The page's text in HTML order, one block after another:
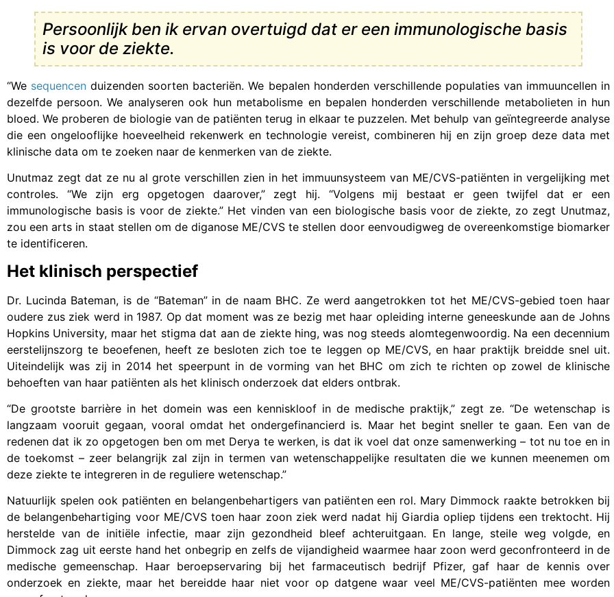
Persoonlijk ben ik ervan overtuigd dat er een immunologische basis
is voor de ziekte.
“We sequencenduizenden soorten bacteriën. We bepalen honderden verschillende populaties van immuuncellen in
dezelfde persoon. We analyseren ook hun metabolisme en bepalen honderden verschillende metabolieten in hun
bloed. We proberen de biologie van de patiënten terug in elkaar te puzzelen. Met behulp van geïntegreerde analyse
die een ongelooflijke hoeveelheid rekenwerk en technologie vereist, combineren hij en zijn groep deze data met
klinische data om te zoeken naar de kenmerken van de ziekte.
Unutmaz zegt dat ze nu al grote verschillen zien in het immuunsysteem van ME/CVS-patiënten in vergelijking met
controles. “We zijn erg opgetogen daarover,” zegt hij. “Volgens mij bestaat er geen twijfel dat er een
immunologische basis is voor de ziekte.” Het vinden van een biologische basis voor de ziekte, zo zegt Unutmaz,
zou een arts in staat stellen om de diganose ME/CVS te stellen door eenvoudigweg de overeenkomstige biomarker
te identificeren.
Het klinisch perspectief
Dr. Lucinda Bateman, is de “Bateman” in de naam BHC. Ze werd aangetrokken tot het ME/CVS-gebied toen haar
oudere zus ziek werd in 1987. Op dat moment was ze bezig met haar opleiding interne geneeskunde aan de Johns
Hopkins University, maar het stigma dat aan de ziekte hing, was nog steeds alomtegenwoordig. Na een decennium
eerstelijnszorg te beoefenen, heeft ze besloten zich toe te leggen op ME/CVS, en haar praktijk breidde snel uit.
Uiteindelijk was zij in 2014 het speerpunt in de vorming van het BHC om zich te richten op zowel de klinische
behoeften van haar patiënten als het klinisch onderzoek dat elders ontbrak.
“De grootste barrière in het domein was een kenniskloof in de medische praktijk,” zegt ze. “De wetenschap is
langzaam vooruit gegaan, vooral omdat het ondergefinancierd is. Maar het begint sneller te gaan. Een van de
redenen dat ik zo opgetogen ben om met Derya te werken, is dat ik voel dat onze samenwerking – tot nu toe en in
de toekomst – zeer belangrijk zal zijn in termen van wetenschappelijke resultaten die we kunnen meenemen om
deze ziekte te integreren in de reguliere wetenschap.”
Natuurlijk spelen ook patiënten en belangenbehartigers van patiënten een rol. Mary Dimmock raakte betrokken bij
de belangenbehartiging voor ME/CVS toen haar zoon ziek werd nadat hij Giardia opliep tijdens een trektocht. Hij
herstelde van de initiële infectie, maar zijn gezondheid bleef achteruitgaan. En lange, steile weg volgde, en
Dimmock zag uit eerste hand het onbegrip en zelfs de vijandigheid waarmee haar zoon werd geconfronteerd in de
medische gemeenschap. Haar beroepservaring bij het farmaceutisch bedrijf Pfizer, gaf haar de kennis over
onderzoek en ziekte, maar het bereidde haar niet voor op datgene waar veel ME/CVS-patiënten mee worden